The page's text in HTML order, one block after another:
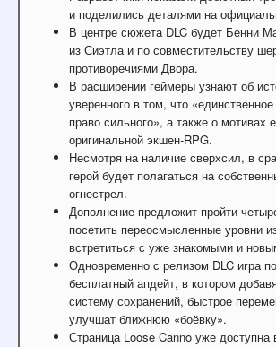
и поделились деталями на
В центре сюжета DLC будет Бенни
из Сиэтла и по совместительству
противоречиями Двора.
В расширении геймеры узнают об
уверенного в том, что
право сильного», а также о мотивах
оригинальной экшен-RPG.
Несмотря на наличие сверхсил, в
герой будет полагаться на
огнестрел.
Дополнение предложит пройти
посетить переосмысленные уровни
встретиться с уже знакомыми и
Одновременно с релизом DLC игра
бесплатный апдейт, в котором
систему сохранений, быстрое
улучшат ближнюю «боёвку».
Страница Loose Canno уже доступна